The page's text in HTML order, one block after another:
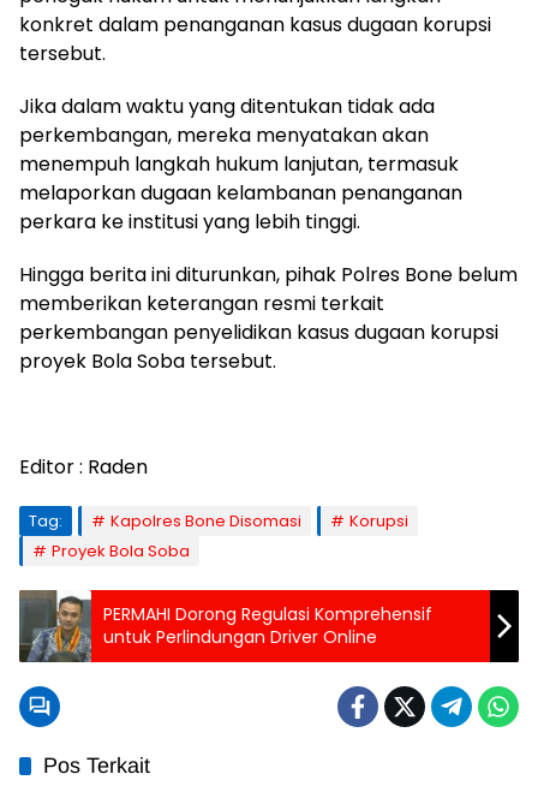
konkret dalam penanganan kasus dugaan korupsi
tersebut.
Jika dalam waktu yang ditentukan tidak ada
perkembangan, mereka menyatakan akan
menempuh langkah hukum lanjutan, termasuk
melaporkan dugaan kelambanan penanganan
perkara ke institusi yang lebih tinggi.
Hingga berita ini diturunkan, pihak Polres Bone belum
memberikan keterangan resmi terkait
perkembangan penyelidikan kasus dugaan korupsi
proyek Bola Soba tersebut.
Editor : Raden
Tag: Kapolres Bone Disomasi
Korupsi
Proyek Bola Soba
PERMAHI Dorong Regulasi Komprehensif
untuk Perlindungan Driver Online
Pos Terkait